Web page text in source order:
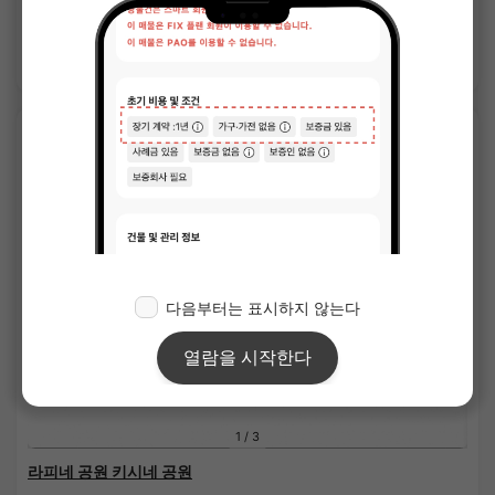
15층 건물
1 / 3
라피네 공원 키시네 공원